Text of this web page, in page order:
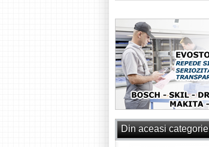
Din aceasi categorie